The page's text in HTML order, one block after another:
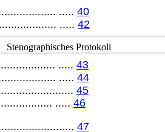
..... 40
..... 42
Stenographisches Protokoll
..... 43
..... 44
45
..... 46
47